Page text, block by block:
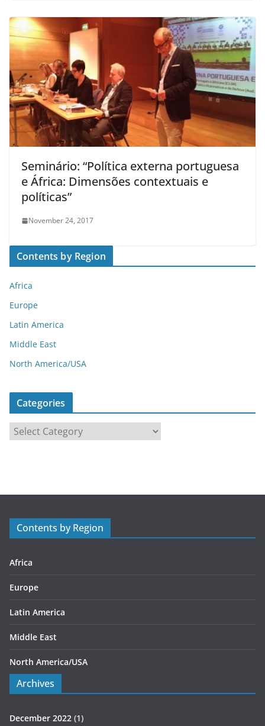
Seminário: “Política externa portuguesa
e África: Dimensões contextuais e
políticas”
November 24, 2017
Contents by Region
Africa
Europe
Latin America
Middle East
North America/USA
Categories
a
r
s
Contents by Region
Africa
Europe
Latin America
Middle East
North America/USA
Archives
December 2022 (1)